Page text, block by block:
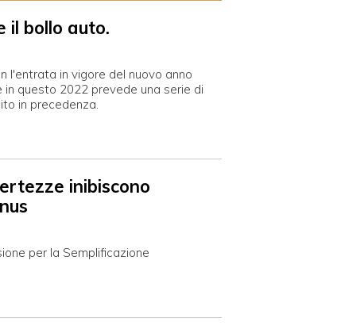
il bollo auto.
l'entrata in vigore del nuovo anno
in questo 2022 prevede una serie di
in precedenza.
inibiscono
per la Semplificazione